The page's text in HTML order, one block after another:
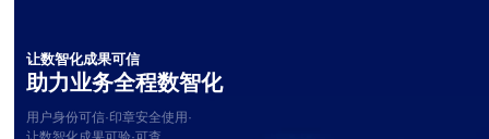
让数智化成果可信
助力业务全程数智化
用户身份可信·印章安全使用·